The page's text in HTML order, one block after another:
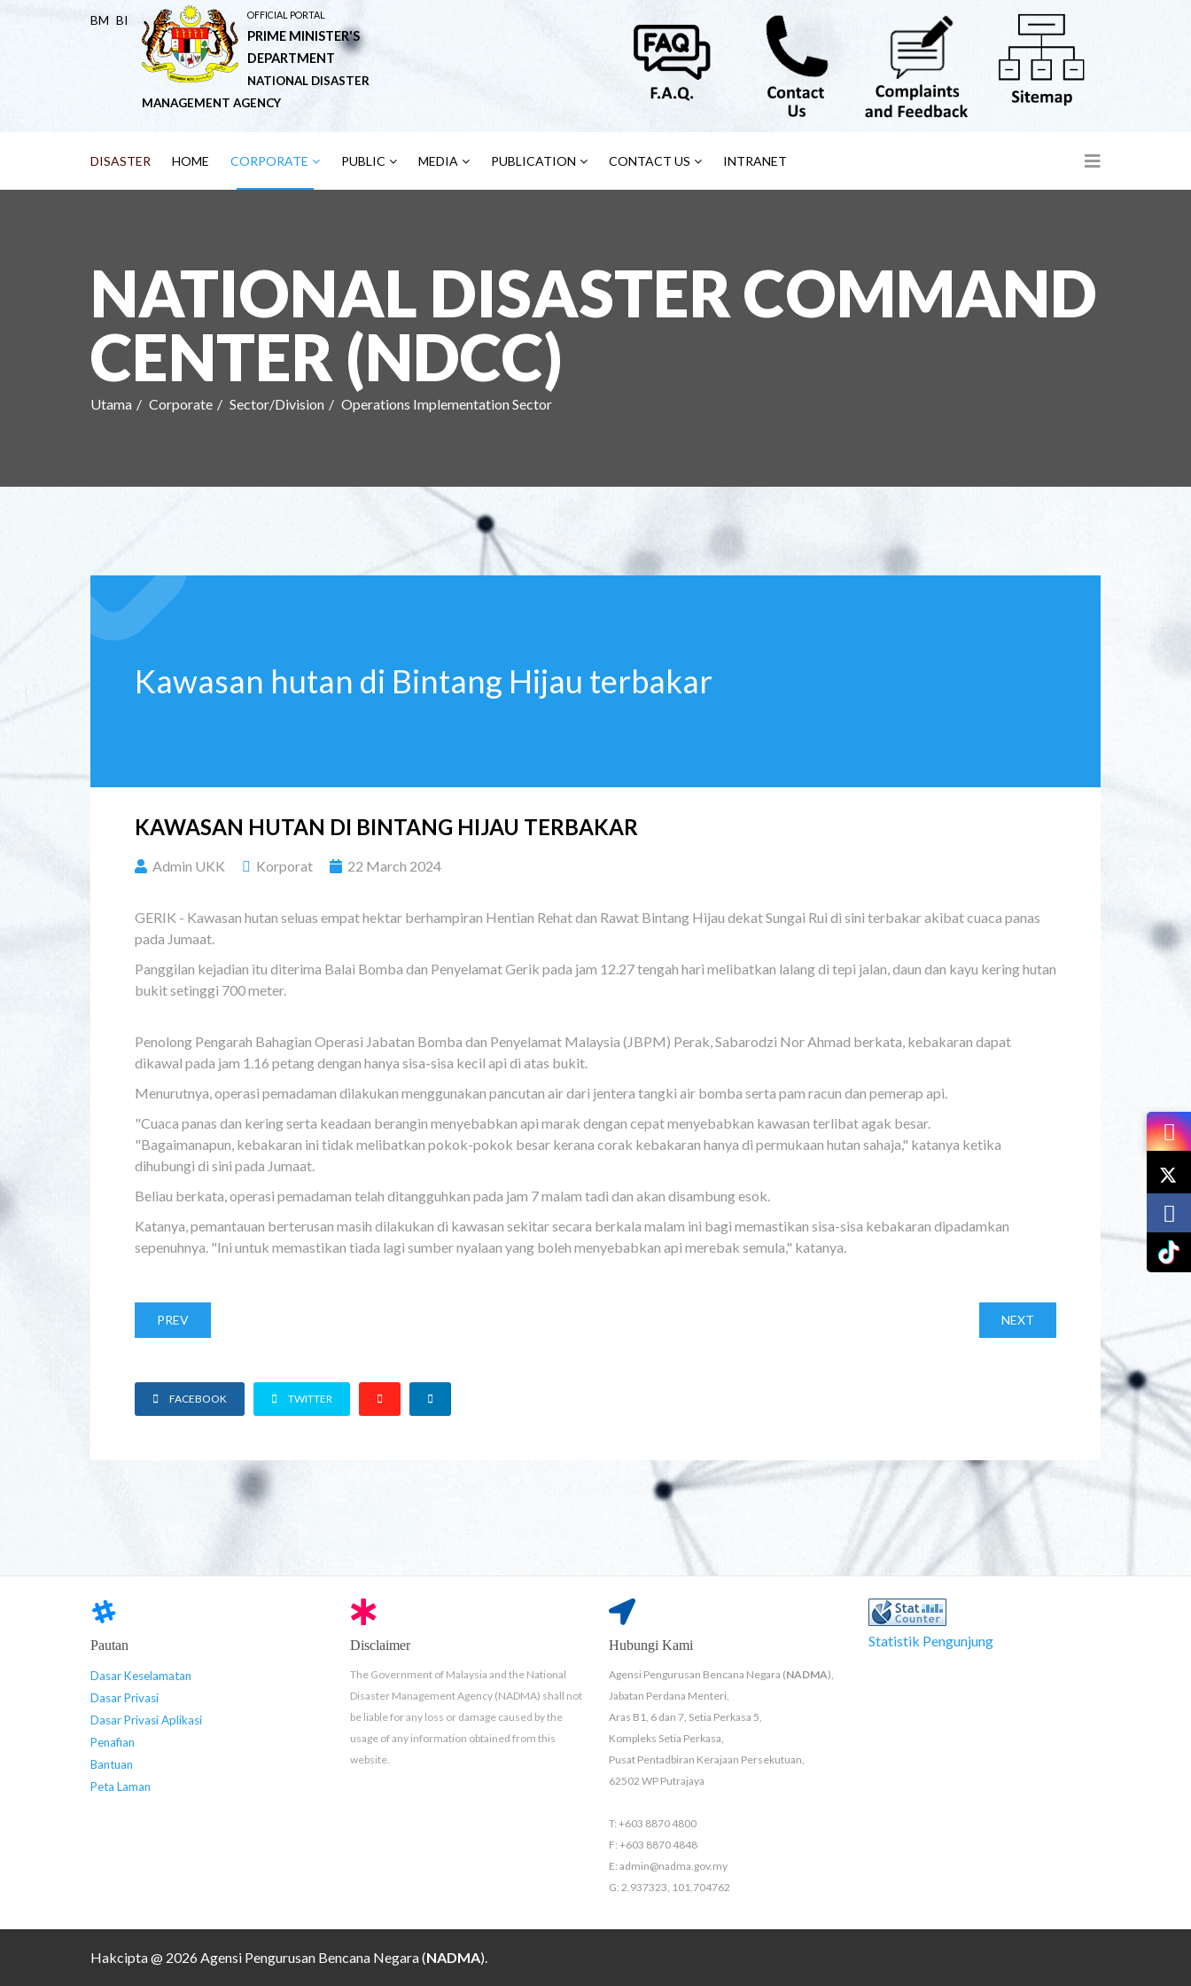
BM BI OFFICIAL PORTAL
PRIME MINISTER'S
DEPARTMENT
NATIONAL DISASTER
MANAGEMENT AGENCY
DISASTER HOME CORPORATE PUBLIC MEDIA PUBLICATION CONTACT US INTRANET
NATIONAL DISASTER COMMAND
CENTER (NDCC)
Utama Corporate Sector/Division Operations Implementation Sector
Kawasan hutan di Bintang Hijau terbakar
KAWASAN HUTAN DI BINTANG HIJAU TERBAKAR
Admin UKK Korporat 22 March 2024
GERIK - Kawasan hutan seluas empat hektar berhampiran Hentian Rehat dan Rawat Bintang Hijau dekat Sungai Rui di sini terbakar akibat cuaca panas
pada Jumaat.
Panggilan kejadian itu diterima Balai Bomba dan Penyelamat Gerik pada jam 12.27 tengah hari melibatkan lalang di tepi jalan, daun dan kayu kering hutan
bukit setinggi 700 meter.
Penolong Pengarah Bahagian Operasi Jabatan Bomba dan Penyelamat Malaysia (JBPM) Perak, Sabarodzi Nor Ahmad berkata, kebakaran dapat
dikawal pada jam 1.16 petang dengan hanya sisa-sisa kecil api di atas bukit.
Menurutnya, operasi pemadaman dilakukan menggunakan pancutan air dari jentera tangki air bomba serta pam racun dan pemerap api.
"Cuaca panas dan kering serta keadaan berangin menyebabkan api marak dengan cepat menyebabkan kawasan terlibat agak besar.
"Bagaimanapun, kebakaran ini tidak melibatkan pokok-pokok besar kerana corak kebakaran hanya di permukaan hutan sahaja," katanya ketika
dihubungi di sini pada Jumaat.
Beliau berkata, operasi pemadaman telah ditangguhkan pada jam 7 malam tadi dan akan disambung esok.
Katanya, pemantauan berterusan masih dilakukan di kawasan sekitar secara berkala malam ini bagi memastikan sisa-sisa kebakaran dipadamkan
sepenuhnya. "Ini untuk memastikan tiada lagi sumber nyalaan yang boleh menyebabkan api merebak semula," katanya.
PREV NEXT
FACEBOOK TWITTER
Pautan
Dasar Keselamatan
Dasar Privasi
Dasar Privasi Aplikasi
Penafian
Bantuan
Peta Laman
Disclaimer
The Government of Malaysia and the National
Disaster Management Agency (NADMA) shall not
be liable for any loss or damage caused by the
usage of any information obtained from this
website.
Hubungi Kami
Agensi Pengurusan Bencana Negara (NADMA),
Jabatan Perdana Menteri,
Aras B1, 6 dan 7, Setia Perkasa 5,
Kompleks Setia Perkasa,
Pusat Pentadbiran Kerajaan Persekutuan,
62502 WP Putrajaya
T: +603 8870 4800
F: +603 8870 4848
E: admin@nadma.gov.my
G: 2.937323, 101.704762
Statistik Pengunjung
Hakcipta @ 2026 Agensi Pengurusan Bencana Negara (NADMA).